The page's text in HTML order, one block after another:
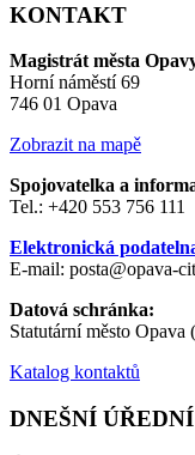
KONTAKT
Magistrát města
Horní náměstí 69
746 01 Opava
Zobrazit na mapě
Spojovatelka a
Tel.: +420 553 756 111
Elektronická
E-mail: posta@opava-
Datová schránka:
Statutární město Opava
Katalog kontaktů
DNEŠNÍ